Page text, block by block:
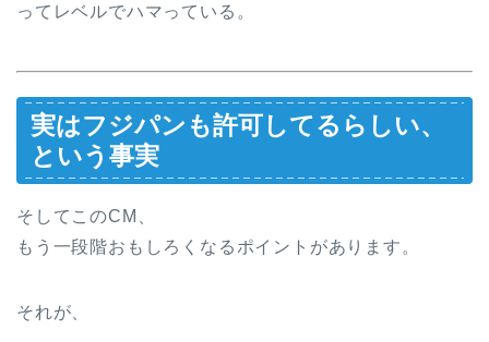
ってレベルでハマっている。
実はフジパンも許可してるらしい、
という事実
そしてこのCM、
もう一段階おもしろくなるポイントがあります。
それが、